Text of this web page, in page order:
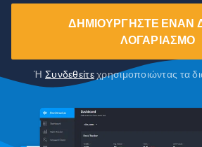
ΔΗΜΙΟΥΡΓΉΣΤΕ ΈΝΑΝ
ΛΟΓΑΡΙΑΣΜΌ
ΉΣυνδεθείτεχρησιμοποιώντας τα